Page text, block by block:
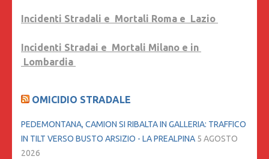
Incidenti Stradali e Mortali Roma e Lazio
Incidenti Stradai e Mortali Milano e in
Lombardia
OMICIDIO STRADALE
PEDEMONTANA, CAMION SI RIBALTA IN GALLERIA: TRAFFICO
IN TILT VERSO BUSTO ARSIZIO - LA PREALPINA 5 AGOSTO
2026